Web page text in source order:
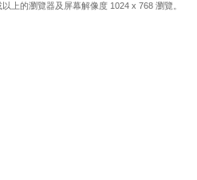
上的瀏覽器及屏幕解像度 1024 x 768 瀏覽。